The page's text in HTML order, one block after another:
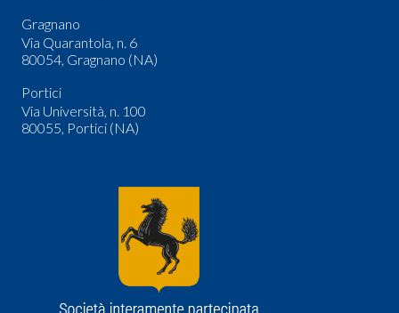
Gragnano
Via Quarantola, n. 6
80054, Gragnano (NA)
Portici
Via Università, n. 100
80055, Portici (NA)